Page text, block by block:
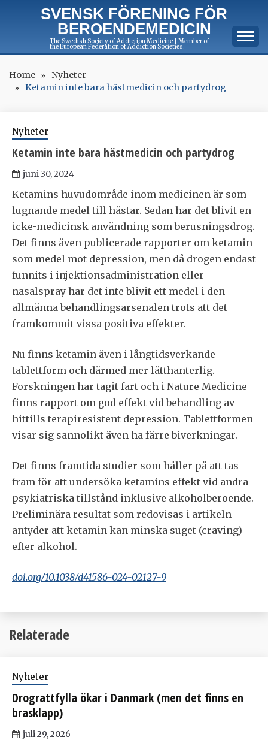
SVENSK FÖRENING FÖR
BEROENDEMEDICIN
The Swedish Society of Addiction Medicine | Member of
the European Federation of Addiction Societies.
Home
Nyheter
Ketamin inte bara hästmedicin och partydrog
Nyheter
Ketamin inte bara hästmedicin och partydrog
juni 30, 2024
Ketamins huvudområde inom medicinen är som
lugnande medel till hästar. Sedan har det blivit en
icke-medicinsk användning som berusningsdrog.
Det finns även publicerade rapporter om ketamin
som medel mot depression, men då drogen endast
funnits i injektionsadministration eller
nasalspray har det inte blivit ett medel i den
allmänna behandlingsarsenalen trots att det
framkommit vissa positiva effekter.
Nu finns ketamin även i långtidsverkande
tablettform och därmed mer lätthanterlig.
Forskningen har tagit fart och i Nature Medicine
finns rapport om god effekt vid behandling av
hittills terapiresistent depression. Tablettformen
visar sig sannolikt även ha färre biverkningar.
Det finns framtida studier som håller på att tas
fram för att undersöka ketamins effekt vid andra
psykiatriska tillstånd inklusive alkoholberoende.
Preliminära resultat som redovisas i artikeln
antyder att ketamin kan minska suget (craving)
efter alkohol.
doi.org/10.1038/d41586-024-02127-9
Relaterade
Nyheter
Drograttfylla ökar i Danmark (men det finns en
brasklapp)
juli 29, 2026